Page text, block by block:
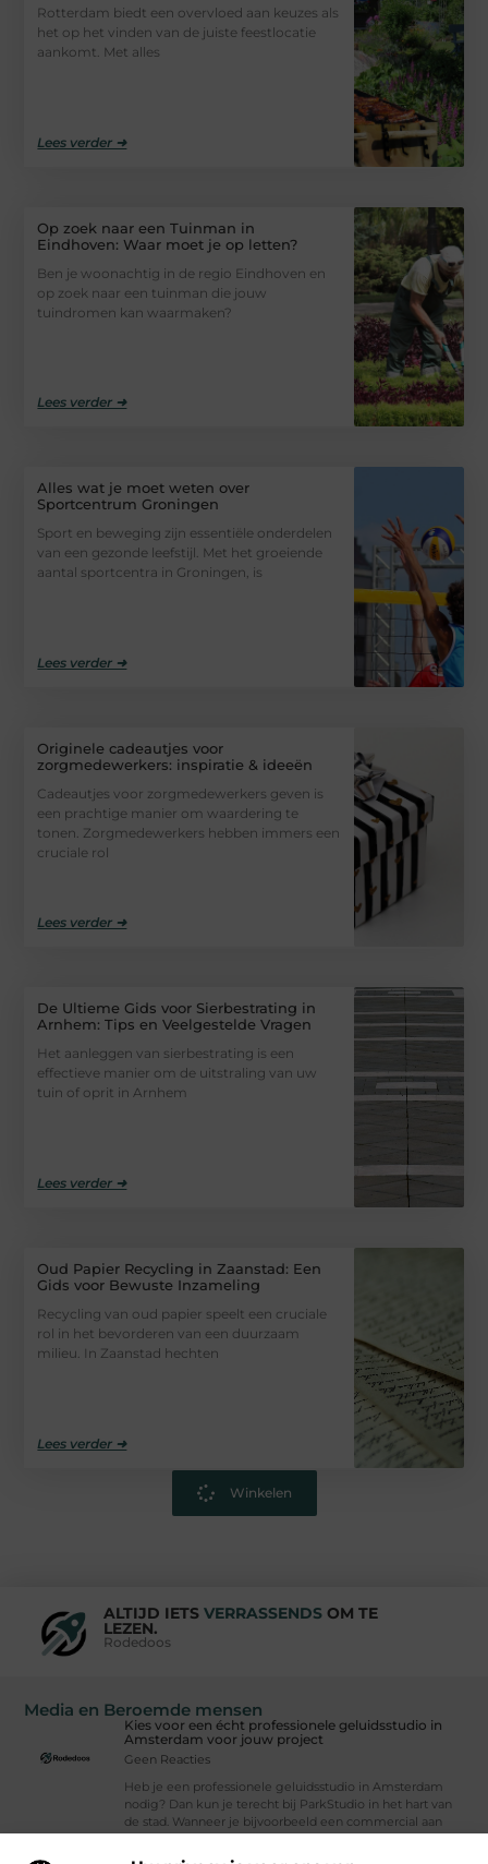
Rotterdam biedt een overvloed aan keuzes als
het op het vinden van de juiste feestlocatie
aankomt. Met alles
Lees verder ➜
Op zoek naar een Tuinman in
Eindhoven: Waar moet je op letten?
Ben je woonachtig in de regio Eindhoven en
op zoek naar een tuinman die jouw
tuindromen kan waarmaken?
Lees verder ➜
Alles wat je moet weten over
Sportcentrum Groningen
Sport en beweging zijn essentiële onderdelen
van een gezonde leefstijl. Met het groeiende
aantal sportcentra in Groningen, is
Lees verder ➜
Originele cadeautjes voor
zorgmedewerkers: inspiratie & ideeën
Cadeautjes voor zorgmedewerkers geven is
een prachtige manier om waardering te
tonen. Zorgmedewerkers hebben immers een
cruciale rol
Lees verder ➜
De Ultieme Gids voor Sierbestrating in
Arnhem: Tips en Veelgestelde Vragen
Het aanleggen van sierbestrating is een
effectieve manier om de uitstraling van uw
tuin of oprit in Arnhem
Lees verder ➜
Oud Papier Recycling in Zaanstad: Een
Gids voor Bewuste Inzameling
Recycling van oud papier speelt een cruciale
rol in het bevorderen van een duurzaam
milieu. In Zaanstad hechten
Lees verder ➜
Winkelen
ALTIJD IETS VERRASSENDSOM TE
LEZEN.
Rodedoos
Media en Beroemde mensen
Kies voor een écht professionele geluidsstudio in
Amsterdam voor jouw project
Geen Reacties
Heb je een professionele geluidsstudio in Amsterdam
nodig? Dan kun je terecht bij ParkStudio in het hart van
de stad. Wanneer je bijvoorbeeld een commercial aan
het ontwikkelen, een app